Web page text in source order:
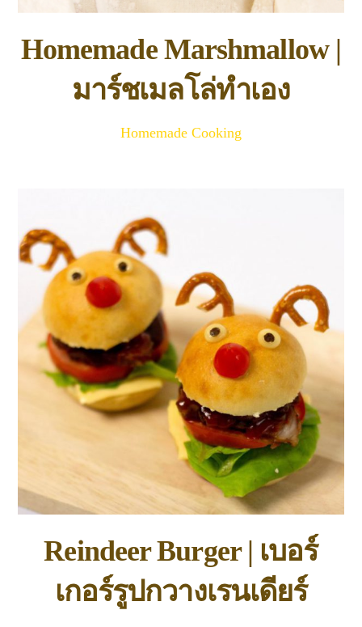
Homemade Marshmallow |
มาร์ชเมลโล่ทำเอง
Homemade Cooking
Reindeer Burger | เบอร์
เกอร์รูปกวางเรนเดียร์